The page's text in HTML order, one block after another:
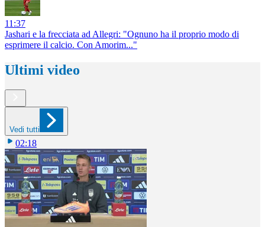
11:37
Jashari e la frecciata ad Allegri: "Ognuno ha il proprio modo di
esprimere il calcio. Con Amorim..."
Ultimi video
Vedi tutti
02:18